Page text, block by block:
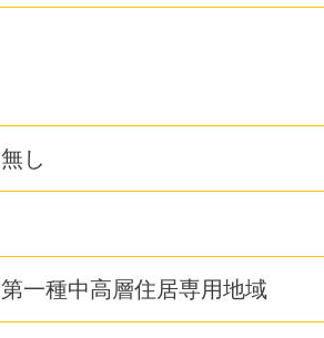
無し
第一種中高層住居専用地域